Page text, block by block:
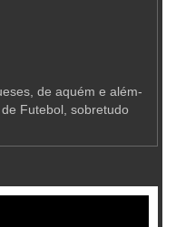
de aquém e além-
Futebol, sobretudo